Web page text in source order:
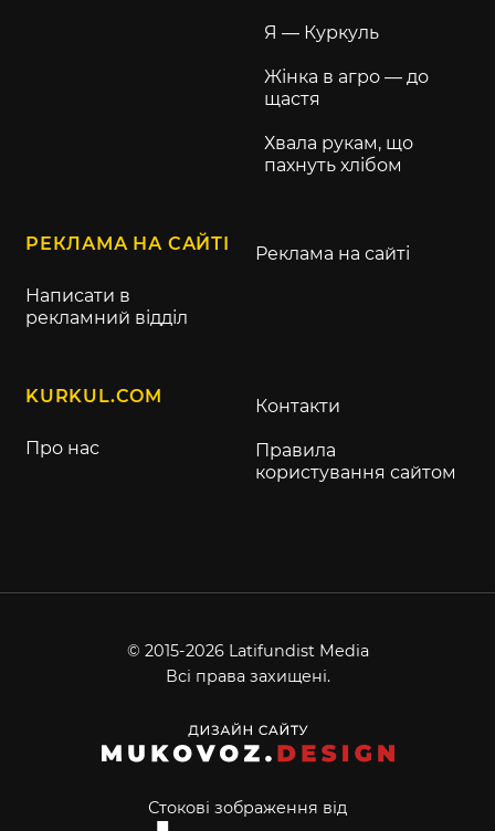
Я — Куркуль
Жінка в агро — до
щастя
Хвала рукам, що
пахнуть хлібом
РЕКЛАМА НА САЙТІ
Написати в
рекламний відділ
Реклама на сайті
KURKUL.COM
Про нас
Контакти
Правила
користування сайтом
© 2015-2026 Latifundist Media
Всі права захищені.
Стокові зображення від